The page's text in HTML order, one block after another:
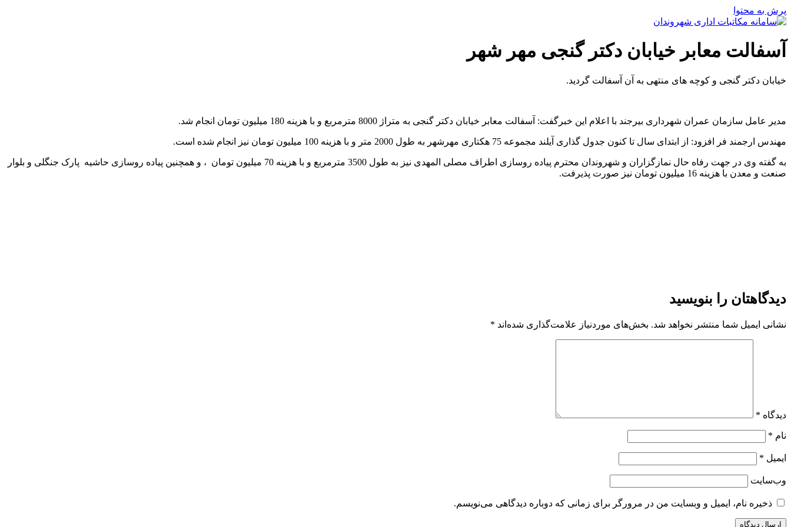
پرش به محتوا
آسفالت معابر خیابان دکتر گنجی مهر شهر
خیابان دکتر گنجی و کوچه های منتهی به آن آسفالت گردید.
مدیر عامل سازمان عمران شهرداری بیرجند با اعلام این خبرگفت: آسفالت معابر خیابان دکتر گنجی به متراژ 8000 مترمربع و با هزینه 180 میلیون تومان انجام شد.
مهندس ارجمند فر افزود: از ابتدای سال تا کنون جدول گذاری آیلند مجموعه 75 هکتاری مهرشهر به طول 2000 متر و با هزینه 100 میلیون تومان نیز انجام شده است.
به گفته وی در جهت رفاه حال نمازگزاران و شهروندان محترم پیاده روسازی اطراف مصلی المهدی نیز به طول 3500 مترمربع و با هزینه 70 میلیون تومان ، و همچنین پیاده روسازی حاشیه پارک جنگلی و بلوار
صنعت و معدن با هزینه 16 میلیون تومان نیز صورت پذیرفت.
دیدگاهتان را بنویسید
نشانی ایمیل شما منتشر نخواهد شد. بخش‌های موردنیاز علامت‌گذاری شده‌اند *
دیدگاه *
نام *
ایمیل *
وب‌سایت
ذخیره نام، ایمیل و وبسایت من در مرورگر برای زمانی که دوباره دیدگاهی می‌نویسم.